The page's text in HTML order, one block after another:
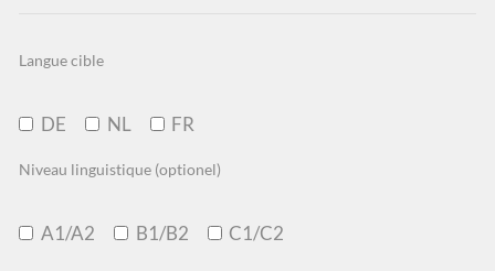
Langue cible
DE NL FR
Niveau linguistique (optionel)
A1/A2 B1/B2 C1/C2